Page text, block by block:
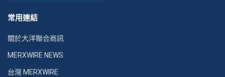
常用連結
關於大洋聯合商訊
MERXWIRE NEWS
台灣 MERXWIRE